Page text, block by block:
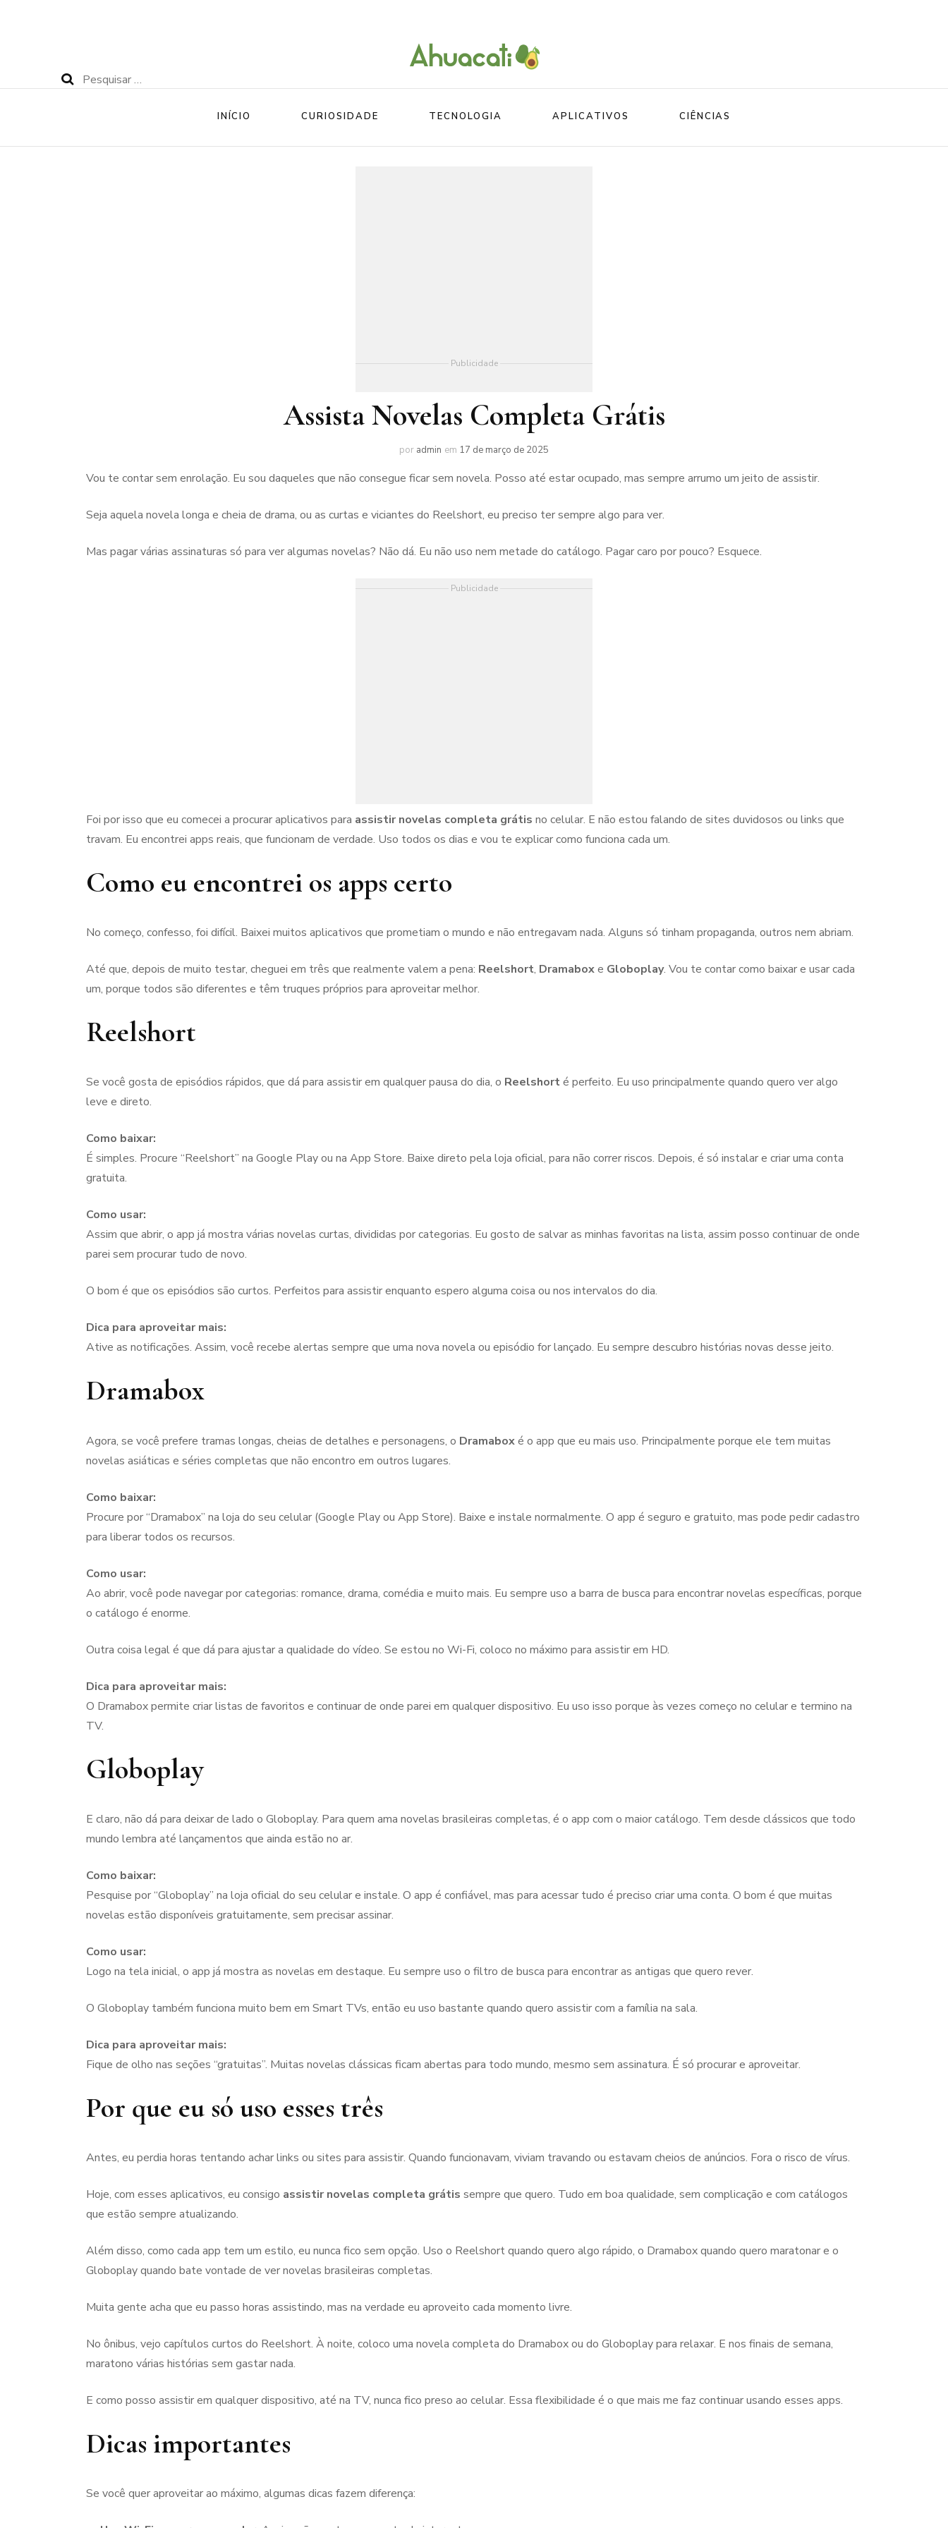
Pesquisar
Ahuacati
O melhor da Internet em um só lugar
INÍCIO CURIOSIDADE TECNOLOGIA APLICATIVOS CIÊNCIAS
Publicidade
Assista Novelas Completa Grátis
por admin em 17 de março de 2025
Vou te contar sem enrolação. Eu sou daqueles que não consegue ficar sem novela. Posso até estar ocupado, mas sempre arrumo um jeito de assistir.
Seja aquela novela longa e cheia de drama, ou as curtas e viciantes do Reelshort, eu preciso ter sempre algo para ver.
Mas pagar várias assinaturas só para ver algumas novelas? Não dá. Eu não uso nem metade do catálogo. Pagar caro por pouco? Esquece.
Publicidade
Foi por isso que eu comecei a procurar aplicativos para assistir novelas completa grátis no celular. E não estou falando de sites duvidosos ou links que
travam. Eu encontrei apps reais, que funcionam de verdade. Uso todos os dias e vou te explicar como funciona cada um.
Como eu encontrei os apps certo
No começo, confesso, foi difícil. Baixei muitos aplicativos que prometiam o mundo e não entregavam nada. Alguns só tinham propaganda, outros nem abriam.
Até que, depois de muito testar, cheguei em três que realmente valem a pena: Reelshort, Dramaboxe Globoplay. Vou te contar como baixar e usar cada
um, porque todos são diferentes e têm truques próprios para aproveitar melhor.
Reelshort
Se você gosta de episódios rápidos, que dá para assistir em qualquer pausa do dia, o Reelshorté perfeito. Eu uso principalmente quando quero ver algo
leve e direto.
Como baixar:
É simples. Procure “Reelshort” na Google Play ou na App Store. Baixe direto pela loja oficial, para não correr riscos. Depois, é só instalar e criar uma conta
gratuita.
Como usar:
Assim que abrir, o app já mostra várias novelas curtas, divididas por categorias. Eu gosto de salvar as minhas favoritas na lista, assim posso continuar de onde
parei sem procurar tudo de novo.
O bom é que os episódios são curtos. Perfeitos para assistir enquanto espero alguma coisa ou nos intervalos do dia.
Dica para aproveitar mais:
Ative as notificações. Assim, você recebe alertas sempre que uma nova novela ou episódio for lançado. Eu sempre descubro histórias novas desse jeito.
Dramabox
Agora, se você prefere tramas longas, cheias de detalhes e personagens, o Dramaboxé o app que eu mais uso. Principalmente porque ele tem muitas
novelas asiáticas e séries completas que não encontro em outros lugares.
Como baixar:
Procure por “Dramabox” na loja do seu celular (Google Play ou App Store). Baixe e instale normalmente. O app é seguro e gratuito, mas pode pedir cadastro
para liberar todos os recursos.
Como usar:
Ao abrir, você pode navegar por categorias: romance, drama, comédia e muito mais. Eu sempre uso a barra de busca para encontrar novelas específicas, porque
o catálogo é enorme.
Outra coisa legal é que dá para ajustar a qualidade do vídeo. Se estou no Wi-Fi, coloco no máximo para assistir em HD.
Dica para aproveitar mais:
O Dramabox permite criar listas de favoritos e continuar de onde parei em qualquer dispositivo. Eu uso isso porque às vezes começo no celular e termino na
TV.
Globoplay
E claro, não dá para deixar de lado o Globoplay. Para quem ama novelas brasileiras completas, é o app com o maior catálogo. Tem desde clássicos que todo
mundo lembra até lançamentos que ainda estão no ar.
Como baixar:
Pesquise por “Globoplay” na loja oficial do seu celular e instale. O app é confiável, mas para acessar tudo é preciso criar uma conta. O bom é que muitas
novelas estão disponíveis gratuitamente, sem precisar assinar.
Como usar:
Logo na tela inicial, o app já mostra as novelas em destaque. Eu sempre uso o filtro de busca para encontrar as antigas que quero rever.
O Globoplay também funciona muito bem em Smart TVs, então eu uso bastante quando quero assistir com a família na sala.
Dica para aproveitar mais:
Fique de olho nas seções “gratuitas”. Muitas novelas clássicas ficam abertas para todo mundo, mesmo sem assinatura. É só procurar e aproveitar.
Por que eu só uso esses três
Antes, eu perdia horas tentando achar links ou sites para assistir. Quando funcionavam, viviam travando ou estavam cheios de anúncios. Fora o risco de vírus.
Hoje, com esses aplicativos, eu consigo assistir novelas completa grátis sempre que quero. Tudo em boa qualidade, sem complicação e com catálogos
que estão sempre atualizando.
Além disso, como cada app tem um estilo, eu nunca fico sem opção. Uso o Reelshort quando quero algo rápido, o Dramabox quando quero maratonar e o
Globoplay quando bate vontade de ver novelas brasileiras completas.
Muita gente acha que eu passo horas assistindo, mas na verdade eu aproveito cada momento livre.
No ônibus, vejo capítulos curtos do Reelshort. À noite, coloco uma novela completa do Dramabox ou do Globoplay para relaxar. E nos finais de semana,
maratono várias histórias sem gastar nada.
E como posso assistir em qualquer dispositivo, até na TV, nunca fico preso ao celular. Essa flexibilidade é o que mais me faz continuar usando esses apps.
Dicas importantes
Se você quer aproveitar ao máximo, algumas dicas fazem diferença: